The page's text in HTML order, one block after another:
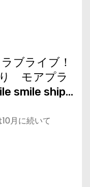
ブライブ！
モアプラ
smile ship
月に続いて